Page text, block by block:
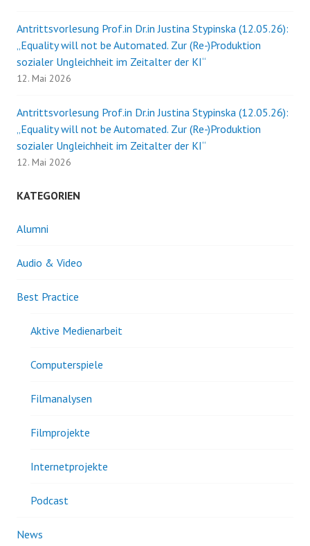
Antrittsvorlesung Prof.in Dr.in Justina Stypinska (12.05.26):
„Equality will not be Automated. Zur (Re-)Produktion
sozialer Ungleichheit im Zeitalter der KI“
12. Mai 2026
Antrittsvorlesung Prof.in Dr.in Justina Stypinska (12.05.26):
„Equality will not be Automated. Zur (Re-)Produktion
sozialer Ungleichheit im Zeitalter der KI“
12. Mai 2026
KATEGORIEN
Alumni
Audio & Video
Best Practice
Aktive Medienarbeit
Computerspiele
Filmanalysen
Filmprojekte
Internetprojekte
Podcast
News